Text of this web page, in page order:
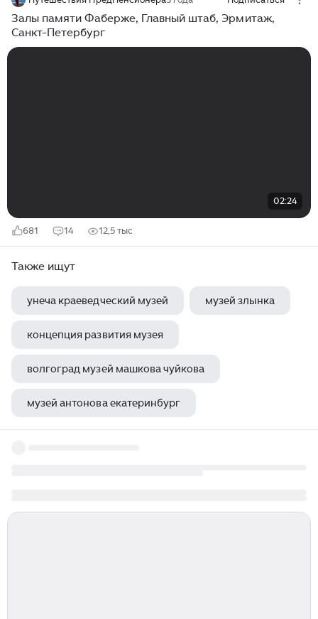
Залы памяти Фаберже, Главный штаб, Эрмитаж,
Санкт-Петербург
02:24
681 14 12,5 тыс
Также ищут
унеча краеведческий музей музей злынка
концепция развития музея
волгоград музей машкова чуйкова
музей антонова екатеринбург